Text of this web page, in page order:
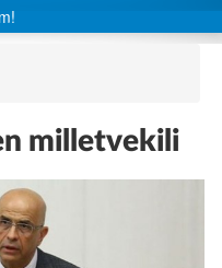
milletvekili